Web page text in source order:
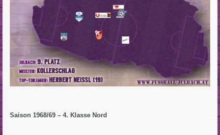
Saison 1968/69 – 4. Klasse Nord